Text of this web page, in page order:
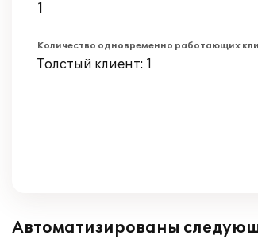
1
Количество одновременно работающих
Толстый клиент: 1
Автоматизированы